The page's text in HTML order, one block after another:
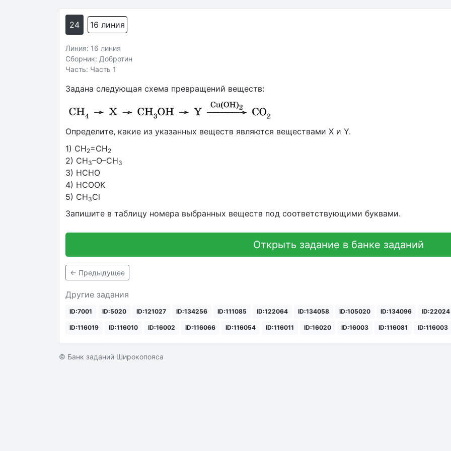
24 16 линия
Линия: 16 линия
Сборник: Добротин
Часть: Часть 1
Задана следующая схема превращений веществ:
Определите, какие из указанных веществ являются веществами X и Y.
1) CH2=CH2
2) CH3–O–CH3
3) HCHO
4) HCOOK
5) CH3Cl
Запишите в таблицу номера выбранных веществ под соответствующими буквами.
Открыть задание в банке заданий
← Предыдущее
Другие задания
ID:7001 ID:5020 ID:121027 ID:134256 ID:111085 ID:122064 ID:134058 ID:105020 ID:134096 ID:22024
ID:116019 ID:116010 ID:16002 ID:116066 ID:116054 ID:116011 ID:16020 ID:16003 ID:116081 ID:116003
© Банк заданий Широкопояса